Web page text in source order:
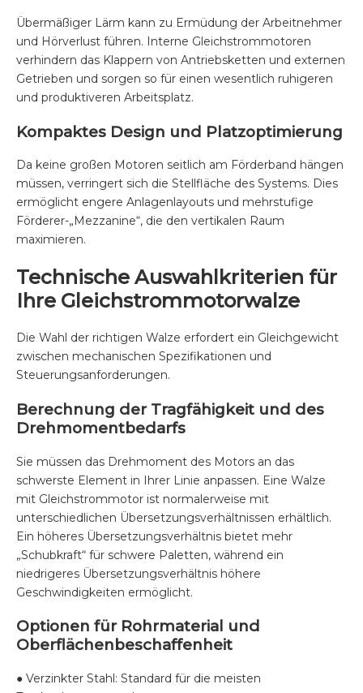
Übermäßiger Lärm kann zu Ermüdung der Arbeitnehmer
und Hörverlust führen. Interne Gleichstrommotoren
verhindern das Klappern von Antriebsketten und externen
Getrieben und sorgen so für einen wesentlich ruhigeren
und produktiveren Arbeitsplatz.
Kompaktes Design und Platzoptimierung
Da keine großen Motoren seitlich am Förderband hängen
müssen, verringert sich die Stellfläche des Systems. Dies
ermöglicht engere Anlagenlayouts und mehrstufige
Förderer-„Mezzanine“, die den vertikalen Raum
maximieren.
Technische Auswahlkriterien für
Ihre Gleichstrommotorwalze
Die Wahl der richtigen Walze erfordert ein Gleichgewicht
zwischen mechanischen Spezifikationen und
Steuerungsanforderungen.
Berechnung der Tragfähigkeit und des
Drehmomentbedarfs
Sie müssen das Drehmoment des Motors an das
schwerste Element in Ihrer Linie anpassen. Eine Walze
mit Gleichstrommotor ist normalerweise mit
unterschiedlichen Übersetzungsverhältnissen erhältlich.
Ein höheres Übersetzungsverhältnis bietet mehr
„Schubkraft“ für schwere Paletten, während ein
niedrigeres Übersetzungsverhältnis höhere
Geschwindigkeiten ermöglicht.
Optionen für Rohrmaterial und
Oberflächenbeschaffenheit
● Verzinkter Stahl: Standard für die meisten